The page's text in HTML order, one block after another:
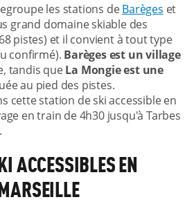
les stations deBarèges et
grand domaine skiable des
pistes) et il convient à tout type
confirmé). Barèges est un village
tandis queLa Mongie est une
au pied des pistes.
cette station de ski accessible en
en train de 4h30 jusqu'à Tarbes
ACCESSIBLES EN